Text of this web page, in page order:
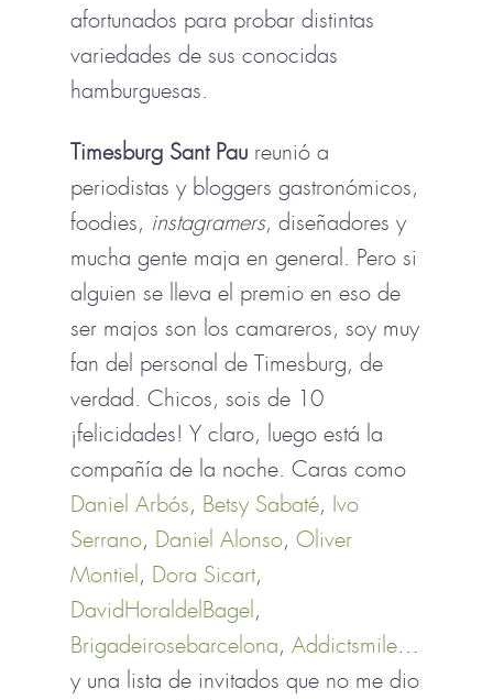
afortunados para probar distintas
variedades de sus conocidas
hamburguesas.
Timesburg Sant Pau reunió a
periodistas y bloggers gastronómicos,
foodies, instagramers, diseñadores y
mucha gente maja en general. Pero si
alguien se lleva el premio en eso de
ser majos son los camareros, soy muy
fan del personal de Timesburg, de
verdad. Chicos, sois de 10
¡felicidades! Y claro, luego está la
compañía de la noche. Caras como
Daniel Arbós, Betsy Sabaté, Ivo
Serrano, Daniel Alonso, Oliver
Montiel , Dora Sicart,
DavidHoraldelBagel ,
Brigadeirosebarcelona, Addictsmile…
y una lista de invitados que no me dio